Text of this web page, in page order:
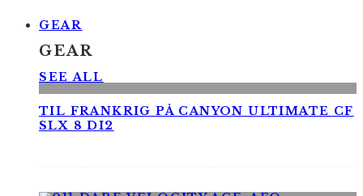
GEAR
GEAR
SEE ALL
TIL FRANKRIG PÅ CANYON ULTIMATE CF
SLX 8 DI2